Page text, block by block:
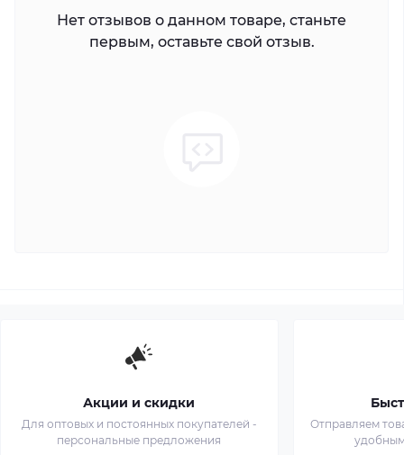
Нет отзывов о данном товаре, станьте
первым, оставьте свой отзыв.
Акции и скидки
Для оптовых и постоянных покупателей -
персональные предложения
Отправляем